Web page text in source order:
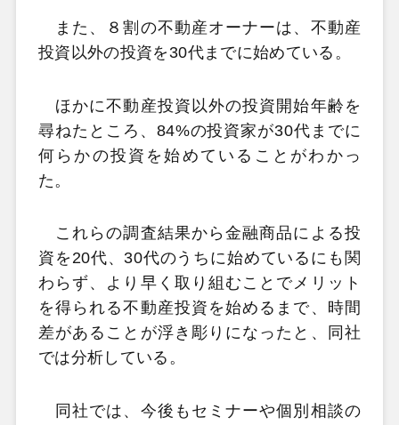
また、８割の不動産オーナーは、不動産
投資以外の投資を30代までに始めている。
ほかに不動産投資以外の投資開始年齢を
尋ねたところ、84%の投資家が30代までに
何らかの投資を始めていることがわかっ
た。
これらの調査結果から金融商品による投
資を20代、30代のうちに始めているにも関
わらず、より早く取り組むことでメリット
を得られる不動産投資を始めるまで、時間
差があることが浮き彫りになったと、同社
では分析している。
同社では、今後もセミナーや個別相談の